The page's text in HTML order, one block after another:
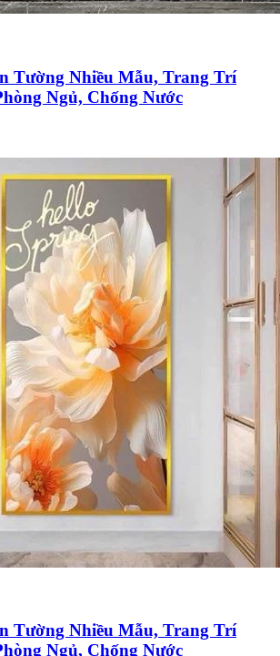
Tường Nhiều Mẫu, Trang Trí
Ngủ, Chống Nước
Tường Nhiều Mẫu, Trang Trí
Ngủ, Chống Nước